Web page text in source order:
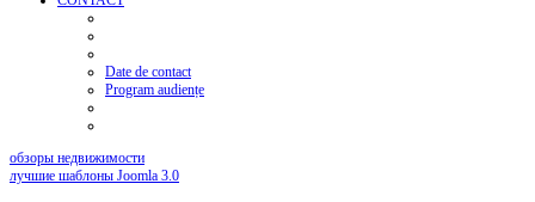
Date de contact
Program audiențe
обзоры недвижимости
лучшие шаблоны Joomla 3.0